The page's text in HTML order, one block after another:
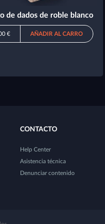
de dados de roble blanco
€ AÑADIR AL CARRO
CONTACTO
Help Center
Asistencia técnica
Denunciar contenido